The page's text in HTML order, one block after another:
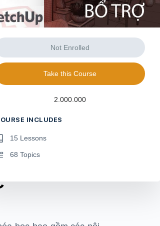
Not Enrolled
Take this Course
2.000.000
INCLUDES
15 Lessons
68 Topics